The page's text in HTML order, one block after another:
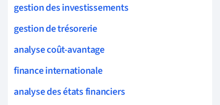
gestion des investissements
gestion de trésorerie
analyse coût-avantage
finance internationale
analyse des états financiers